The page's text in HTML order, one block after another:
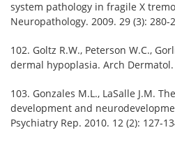
system pathology in fragile X
Neuropathology. 2009. 29 (3): 280-
102. Goltz R.W., Peterson W.C.,
dermal hypoplasia. Arch Dermatol.
103. Gonzales M.L., LaSalle J.M.
development and
Psychiatry Rep. 2010. 12 (2): 127-